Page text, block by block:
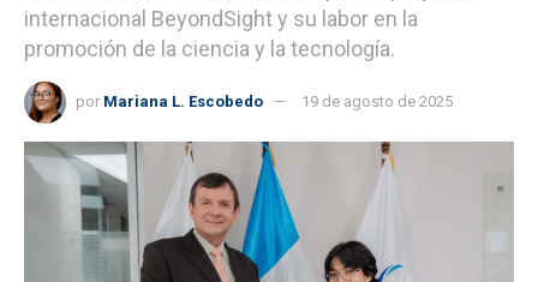
internacional BeyondSight y su labor en la
promoción de la ciencia y la tecnología.
por Mariana L. Escobedo 19 de agosto de 2025